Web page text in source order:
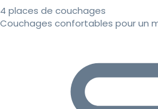
4 places de couchages
Couchages confortables pour un